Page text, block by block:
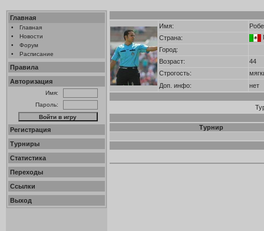
Главная
•
Главная
•
Новости
•
Форум
•
Расписание
Правила
Авторизация
Имя:
Пароль:
Регистрация
Турниры
Статистика
Переходы
Ссылки
Выход
Имя:
Страна:
Город:
Возраст:
44
Строгость:
Доп. инфо:
нет
Турнир